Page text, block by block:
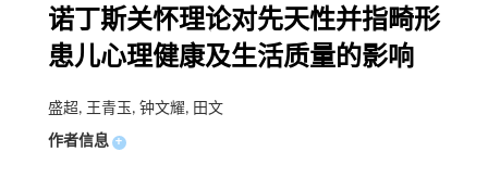
诺丁斯关怀理论对先天性并指畸形
患儿心理健康及生活质量的影响
盛超, 王青玉, 钟文耀, 田文
作者信息 +